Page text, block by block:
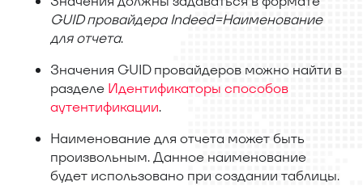
GUID провайдера Indeed=Наименование
для отчета.
Значения GUID провайдеров можно найти в
разделе Идентификаторы способов
аутентификации.
Наименование для отчета может быть
произвольным. Данное наименование
будет использовано при создании таблицы.